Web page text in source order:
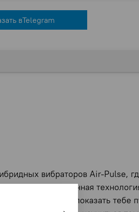
вTelegram
вибраторов Air-Pulse,
плюс революционная
что дай ему показать тебе